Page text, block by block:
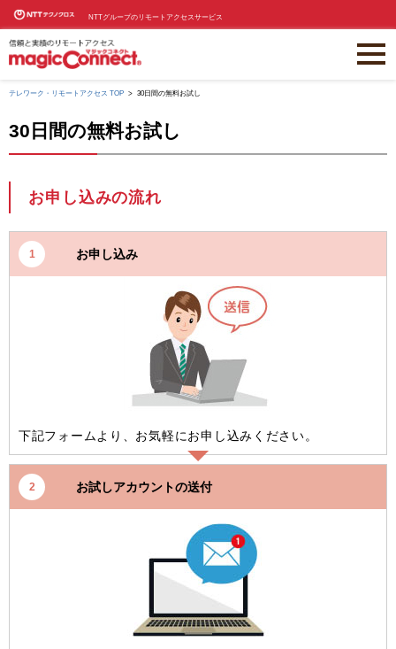
NTTグループのリモートアクセスサービス
テレワーク・リモートアクセス TOP 30日間の無料お試し
30日間の無料お試し
お申し込みの流れ
1 お申し込み
下記フォームより、お気軽にお申し込みください。
2 お試しアカウントの送付